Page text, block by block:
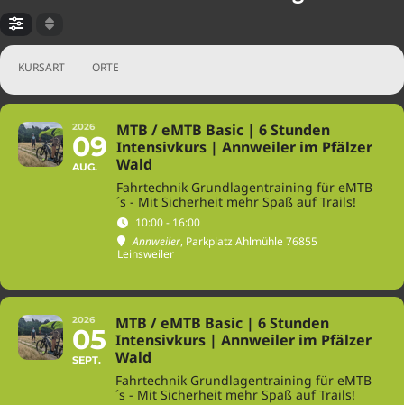
für eMTB Piloten
KURSART ORTE
2026
09
AUG.
MTB / eMTB Basic | 6 Stunden
Intensivkurs | Annweiler im Pfälzer
Wald
Fahrtechnik Grundlagentraining für eMTB
´s - Mit Sicherheit mehr Spaß auf Trails!
10:00 - 16:00
Annweiler, Parkplatz Ahlmühle 76855
Leinsweiler
2026
05
SEPT.
MTB / eMTB Basic | 6 Stunden
Intensivkurs | Annweiler im Pfälzer
Wald
Fahrtechnik Grundlagentraining für eMTB
´s - Mit Sicherheit mehr Spaß auf Trails!